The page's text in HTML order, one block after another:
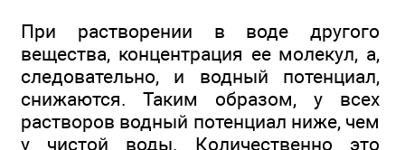
При растворении в воде другого
вещества, концентрация ее молекул, а,
следовательно, и водный потенциал,
снижаются. Таким образом, у всех
растворов водный потенциал ниже, чем
у чистой воды. Количественно это